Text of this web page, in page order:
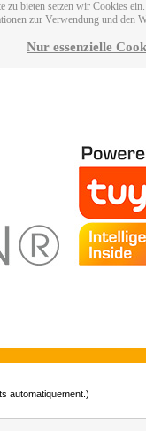
zu bieten setzen wir Cookies
zur Verwendung und den
Nur essenzielle
automatiquement.)